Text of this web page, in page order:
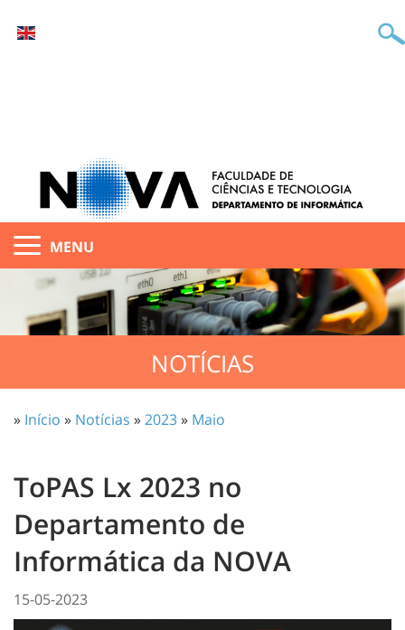
MENU
NOTÍCIAS
» Início » Notícias »2023» Maio
ToPAS Lx 2023 no
Departamento de
Informática da NOVA
15-05-2023